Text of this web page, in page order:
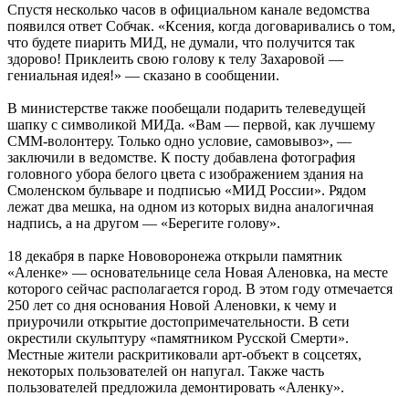
Спустя несколько часов в официальном канале ведомства
появился ответ Собчак. «Ксения, когда договаривались о том,
что будете пиарить МИД, не думали, что получится так
здорово! Приклеить свою голову к телу Захаровой —
гениальная идея!» — сказано в сообщении.
В министерстве также пообещали подарить телеведущей
шапку с символикой МИДа. «Вам — первой, как лучшему
СММ-волонтеру. Только одно условие, самовывоз», —
заключили в ведомстве. К посту добавлена фотография
головного убора белого цвета с изображением здания на
Смоленском бульваре и подписью «МИД России». Рядом
лежат два мешка, на одном из которых видна аналогичная
надпись, а на другом — «Берегите голову».
18 декабря в парке Нововоронежа открыли памятник
«Аленке» — основательнице села Новая Аленовка, на месте
которого сейчас располагается город. В этом году отмечается
250 лет со дня основания Новой Аленовки, к чему и
приурочили открытие достопримечательности. В сети
окрестили скульптуру «памятником Русской Смерти».
Местные жители раскритиковали арт-объект в соцсетях,
некоторых пользователей он напугал. Также часть
пользователей предложила демонтировать «Аленку».